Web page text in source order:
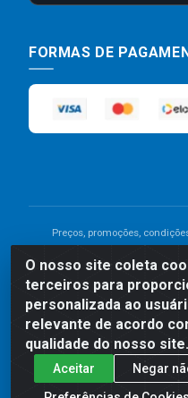
O nosso site coleta
terceiros para
personalizada ao
relevante de acordo
qualidade do nosso site.
Aceitar
Negar
FORMAS DE
Preços, promoções,
divergência de preço de um
exibido no carrinho de
As vendas estão sujeitas a
Imagens de
Comercial de
Eucarístico, 1179 - São
000 -